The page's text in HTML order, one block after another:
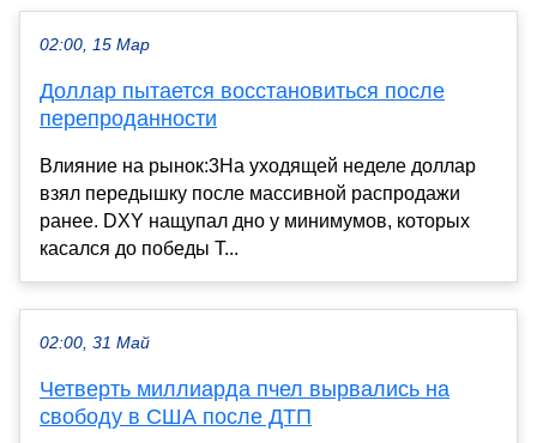
02:00, 15 Мар
Доллар пытается восстановиться после
перепроданности
Влияние на рынок:3На уходящей неделе доллар
взял передышку после массивной распродажи
ранее. DXY нащупал дно у минимумов, которых
касался до победы Т...
02:00, 31 Май
Четверть миллиарда пчел вырвались на
свободу в США после ДТП